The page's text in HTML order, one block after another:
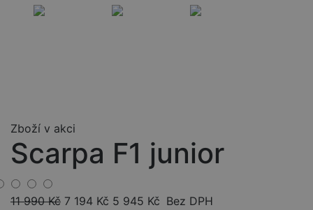
Zboží v akci
Scarpa F1 junior
11 990Kč 7 194 Kč 5 945 Kč Bez DPH